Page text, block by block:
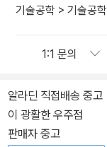
기술공학 > 기술공학
알라딘 직접배송 중고
이 광활한 우주점
판매자 중고